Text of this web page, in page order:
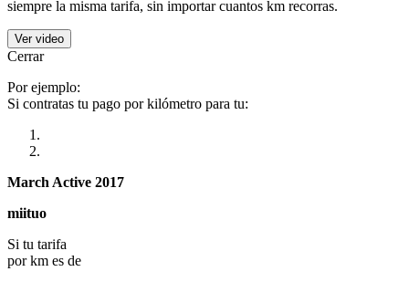
siempre la misma tarifa, sin importar cuantos km recorras.
Ver video
Cerrar
Por ejemplo:
Si contratas tu pago por kilómetro para tu:
March Active 2017
miituo
Si tu tarifa
por km es de